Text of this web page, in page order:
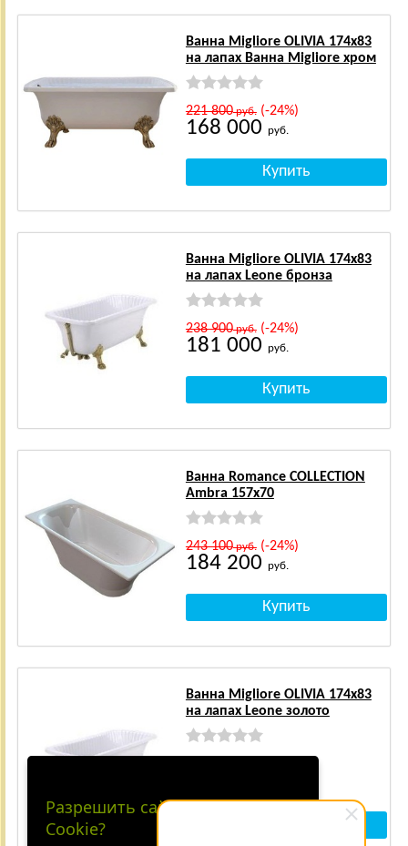
Ванна Migliore OLIVIA 174x83
на лапах Ванна Migliore хром
221 800руб.(-24%)
168 000 руб.
Ванна Migliore OLIVIA 174x83
на лапах Leone бронза
238 900руб.(-24%)
181 000 руб.
Ванна Romance COLLECTION
Ambra 157х70
243 100руб.(-24%)
184 200 руб.
Ванна Migliore OLIVIA 174x83
на лапах Leone золото
Разрешить сайту принимать
Cookie?